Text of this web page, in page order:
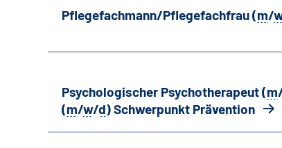
Pflegefachmann/Pflegefachfrau (m/
Psychologischer Psychotherapeut (m
(m/w/d) Schwerpunkt Prävention